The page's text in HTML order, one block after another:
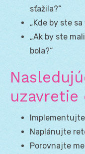
sťažila?“
„Kde by ste
„Ak by ste
bola?“
uzavretie
Naplánujte
Porovnajte